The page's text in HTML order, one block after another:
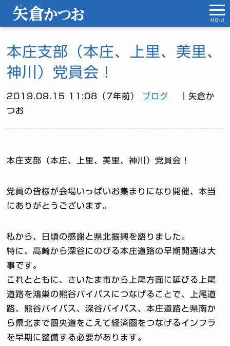
本庄支部（本庄、上里、美里、
神川）党員会！
2019.09.15 11:08（7年前） ブログ
｜矢倉か
つお
本庄支部（本庄、上里、美里、神川）党員会！
党員の皆様が会場いっぱいお集まりになり開催、本当
にありがとうございます。
私から、日頃の感謝と県北振興を語りました。
特に、高崎から深谷にのびる本庄道路の早期開通は大
事です。
これとともに、さいたま市から上尾方面に延びる上尾
道路を鴻巣の熊谷バイパスにつなげることで、上尾道
路、熊谷バイパス、深谷バイバス、本庄道路と県南か
ら県北まで圏央道をこえて経済圏をつなげるインフラ
を早期に整備する必要があります。
MENU